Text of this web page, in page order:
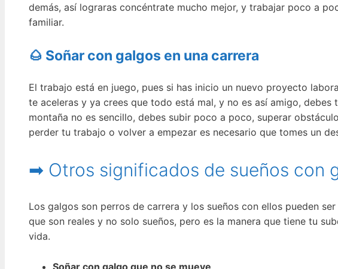
demás, así lograras concéntrate mucho mejor, y trabajar poco a
familiar.
🌰 Soñar con galgos en una carrera
El trabajo está en juego, pues si has inicio un nuevo proyecto
te aceleras y ya crees que todo está mal, y no es así amigo,
montaña no es sencillo, debes subir poco a poco, superar
perder tu trabajo o volver a empezar es necesario que tomes un
➡ Otros significados de sueños con
Los galgos son perros de carrera y los sueños con ellos pueden
que son reales y no solo sueños, pero es la manera que tiene tu
vida.
Soñar con galgo que no se mueve